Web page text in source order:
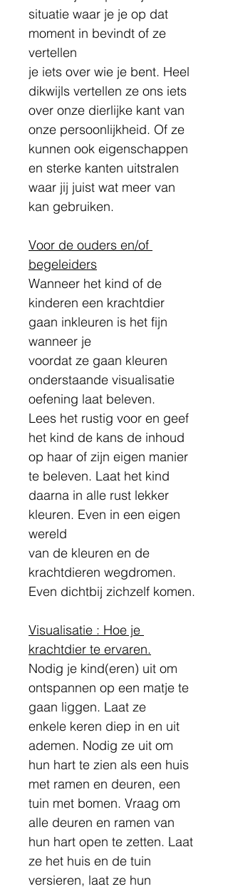
situatie waar je je op dat
moment in bevindt of ze
vertellen
je iets over wie je bent. Heel
dikwijls vertellen ze ons iets
over onze dierlijke kant van
onze persoonlijkheid. Of ze
kunnen ook eigenschappen
en sterke kanten uitstralen
waar jij juist wat meer van
kan gebruiken.
Voor de ouders en/of
begeleiders
Wanneer het kind of de
kinderen een krachtdier
gaan inkleuren is het fijn
wanneer je
voordat ze gaan kleuren
onderstaande visualisatie
oefening laat beleven.
Lees het rustig voor en geef
het kind de kans de inhoud
op haar of zijn eigen manier
te beleven. Laat het kind
daarna in alle rust lekker
kleuren. Even in een eigen
wereld
van de kleuren en de
krachtdieren wegdromen.
Even dichtbij zichzelf komen.
Visualisatie : Hoe je
krachtdier te ervaren.
Nodig je kind(eren) uit om
ontspannen op een matje te
gaan liggen. Laat ze
enkele keren diep in en uit
ademen. Nodig ze uit om
hun hart te zien als een huis
met ramen en deuren, een
tuin met bomen. Vraag om
alle deuren en ramen van
hun hart open te zetten. Laat
ze het huis en de tuin
versieren, laat ze hun